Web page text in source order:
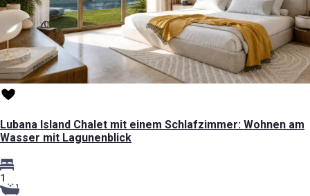
Lubana Island Chalet mit einem Schlafzimmer: Wohnen am
Wasser mit Lagunenblick
1